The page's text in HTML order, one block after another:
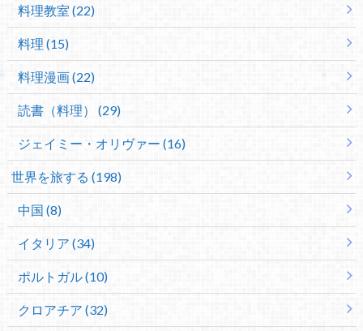
料理教室 (22)
料理 (15)
料理漫画 (22)
読書（料理） (29)
ジェイミー・オリヴァー (16)
世界を旅する (198)
中国 (8)
イタリア (34)
ポルトガル (10)
クロアチア (32)